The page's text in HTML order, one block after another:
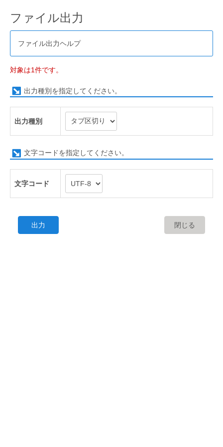
ファイル出力
ファイル出力ヘルプ
対象は1件です。
出力種別を指定してください。
出力種別
文字コードを指定してください。
文字コード